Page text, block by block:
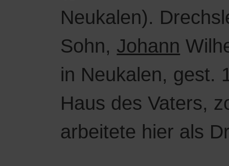
Neukalen).
Sohn, Johann
in Neukalen, gest.
Haus des Vaters,
arbeitete hier als